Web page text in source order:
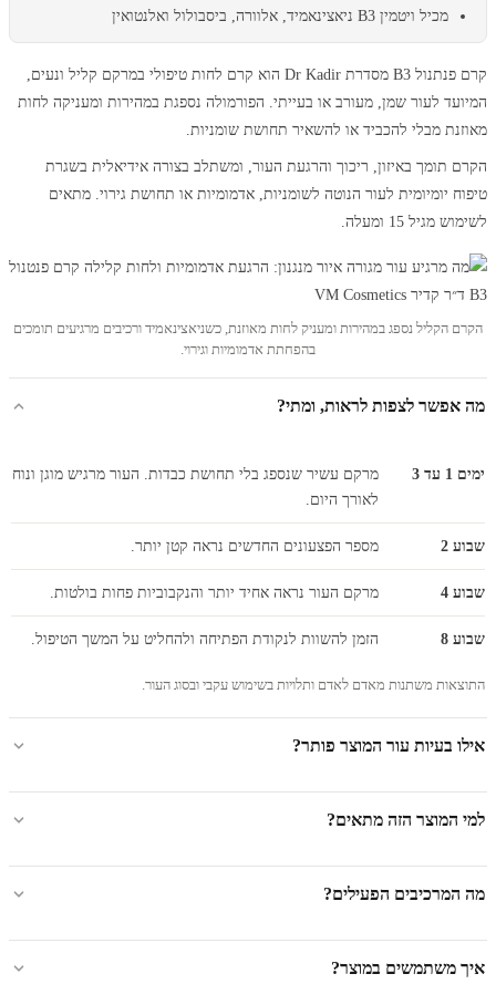
מכיל ויטמין B3 ניאצינאמיד, אלוורה, ביסבולול ואלנטואין
קרם פנתנול B3 מסדרת Dr Kadir הוא קרם לחות טיפולי במרקם קליל ונעים,
המיועד לעור שמן, מעורב או בעייתי. הפורמולה נספגת במהירות ומעניקה לחות
מאוזנת מבלי להכביד או להשאיר תחושת שומניות.
הקרם תומך באיזון, ריכוך והרגעת העור, ומשתלב בצורה אידיאלית בשגרת
טיפוח יומיומית לעור הנוטה לשומניות, אדמומיות או תחושת גירוי. מתאים
לשימוש מגיל 15 ומעלה.
הקרם הקליל נספג במהירות ומעניק לחות מאוזנת, כשניאצינאמיד ורכיבים מרגיעים תומכים
בהפחתת אדמומיות וגירוי.
מה אפשר לצפות לראות, ומתי?
ימים 1 עד 3
מרקם עשיר שנספג בלי תחושת כבדות. העור מרגיש מוגן ונוח
לאורך היום.
שבוע 2 מספר הפצעונים החדשים נראה קטן יותר.
שבוע 4 מרקם העור נראה אחיד יותר והנקבוביות פחות בולטות.
שבוע 8 הזמן להשוות לנקודת הפתיחה ולהחליט על המשך הטיפול.
התוצאות משתנות מאדם לאדם ותלויות בשימוש עקבי ובסוג העור.
אילו בעיות עור המוצר פותר?
למי המוצר הזה מתאים?
מה המרכיבים הפעילים?
איך משתמשים במוצר?